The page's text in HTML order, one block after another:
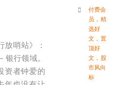
哨站》：
行领域。
资者钟爱的
付费会
员 ， 精
选好
文 ， 置
顶好
文 ， 股
市风向
标